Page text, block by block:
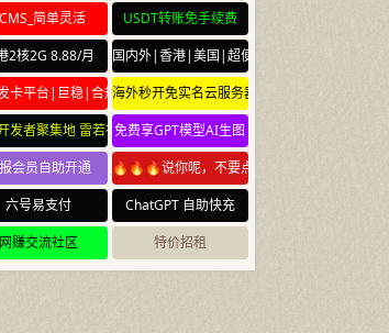
简单灵活
USDT转账免手续费
2核2G 8.88/月
国内外|香港|美国|超便宜云服务器
卡平台|巨稳|合规海外秒开免实名云服务器
发者聚集地 雷若社区 leiruo.com
免费享GPT模型AI生图
会员自助开通
🔥🔥🔥说你呢，不要点🔥🔥🔥
六号易支付
ChatGPT 自助快充
网赚交流社区
特价招租